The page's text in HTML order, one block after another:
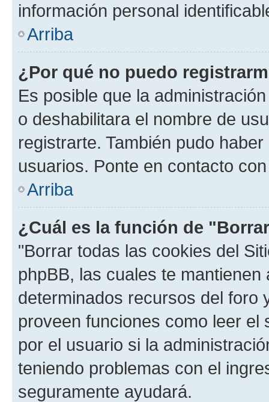
información personal
Arriba
¿Por qué no puedo
Es posible que la
o deshabilitara el nombre de
registrarte. También pudo
usuarios. Ponte en contacto
Arriba
¿Cuál es la función de
"Borrar todas las cookies del
phpBB, las cuales te
determinados recursos del foro
proveen funciones como leer el
por el usuario si la
teniendo problemas con el
seguramente ayudará.